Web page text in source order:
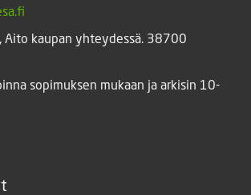
Aito kaupan yhteydessä. 38700
sopimuksen mukaan ja arkisin 10-